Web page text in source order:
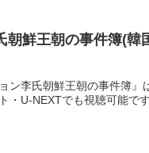
朝鮮王朝の事件簿(
ン李氏朝鮮王朝の事件簿
・U-NEXTでも視聴可能で